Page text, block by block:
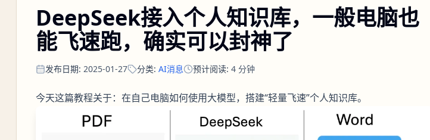
DeepSeek接入个人知识库，一般电脑也
能飞速跑，确实可以封神了
发布日期: 2025-01-27 分类: AI消息 预计阅读: 4 分钟
今天这篇教程关于：在自己电脑如何使用大模型，搭建“轻量飞速”个人知识库。